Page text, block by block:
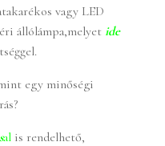
vagy LED
állólámpa,melyet ide
egy minőségi
al is rendelhető,